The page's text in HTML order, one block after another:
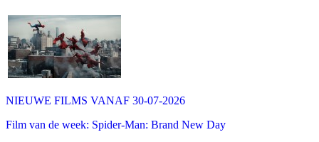
NIEUWE FILMS VANAF 30-07-2026
Film van de week: Spider-Man: Brand New Day